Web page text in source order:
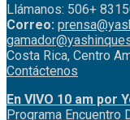
Llámanos: 506+
Correo:
Costa Rica, Centro
Contáctenos
En VIVO 10 am por
Programa Encuentro